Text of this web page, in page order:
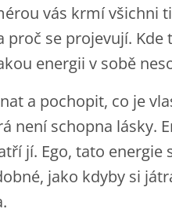
vás krmí všichni
proč se projevují.
energii v sobě
a pochopit, co je
není schopna lásky.
jí. Ego, tato energie
jako kdyby si